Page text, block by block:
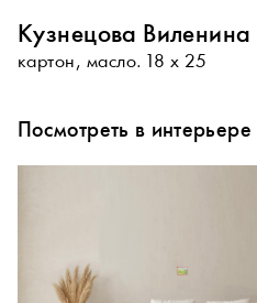
Кузнецова Виленина
картон, масло. 18 х 25
Посмотреть в интерьере